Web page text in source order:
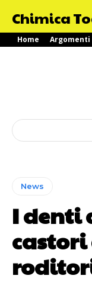
Chimica
Home Argomenti
News
I denti